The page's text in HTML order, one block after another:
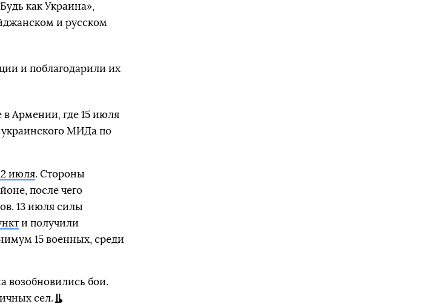
как Украина»,
и русском
и поблагодарили их
Армении, где 15 июля
украинского МИДа по
июля. Стороны
после чего
13 июля силы
и получили
15 военных, среди
возобновились бои.
сел.